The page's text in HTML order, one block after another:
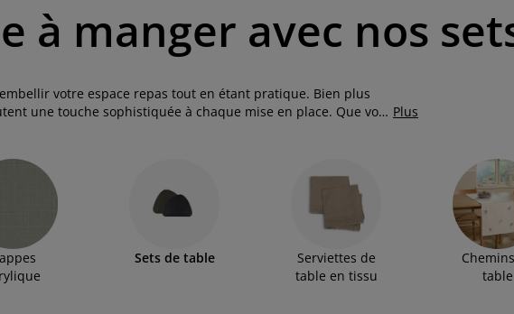
à manger avec nos
votre espace repas tout en étant pratique. Bien plus
une touche sophistiquée à chaque mise en place. Que vous Plus
Sets de table
Serviettes de
table en tissu
table